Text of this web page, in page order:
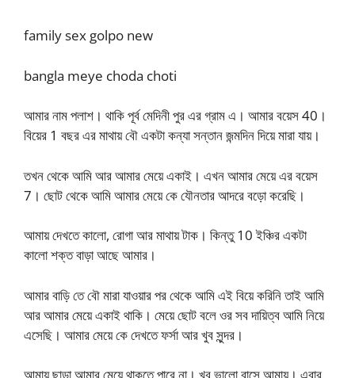
family sex golpo new
bangla meye choda choti
আমার নাম পলাশ। থাকি পূর্ব মেদিনী পুর এর গ্রাম এ। আমার বয়েস 40।
বিয়ের 1 বছর এর মাথায় বৌ একটা কন্যা সন্তান জন্মদিন দিয়ে মারা যায়।
তখন থেকে আমি আর আমার মেয়ে একাই। এখন আমার মেয়ে এর বয়েস
7। ছোট থেকে আমি আমার মেয়ে কে যৌনতার আদরে বড়ো করেছি।
আমায় দেখতে কালো, রোগা আর মাথায় টাক। কিন্তু 10 ইঞ্চির একটা
কালো শক্ত বাড়া আছে আমার।
আমার বাড়ি তে বৌ মারা যাওয়ার পর থেকে আমি এই বিয়ে করিনি তাই আমি
আর আমার মেয়ে একাই থাকি। মেয়ে ছোট বলে ওর সব দায়িত্ব আমি নিয়ে
এসেছি। আমার মেয়ে কে দেখতে ফর্সা আর খুব সুন্দর।